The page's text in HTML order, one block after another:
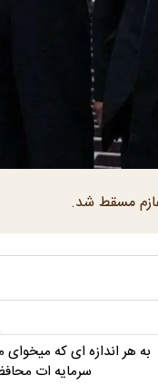
مسقط شد.
به هر اندازه ای که میخوای
سرمایه ات